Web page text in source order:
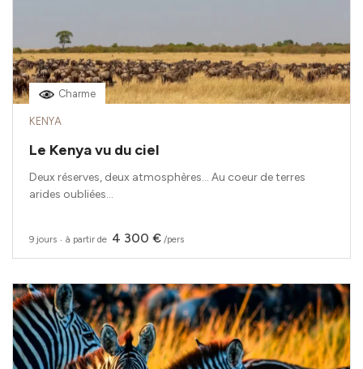
Charme
KENYA
Le Kenya vu du ciel
Deux réserves, deux atmosphères… Au coeur de terres
arides oubliées...
9 jours ‧ à partir de 4 300 € /pers